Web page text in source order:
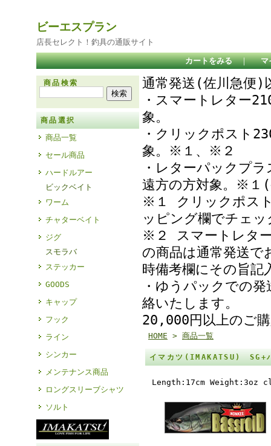
ビーエスプラン
店長セレクト！釣具の通販サイト
カートをみる ｜ マ
商品検索
商品選択
商品一覧
セール商品
ハードルアー
ビックベイト
ワーム
チャターベイト
ジグ
スモラバ
ステッカー
GOODS
キャップ
フック
ライン
シンカー
メンテナンス商品
ロングスリーブシャツ
ソルト
通常発送(佐川急便)
・スマートレター
象
・クリックポスト
象。※１、※２
・レターパックプ
遠方の方対象。※１
※１ クリックポス
ッピング欄でチェ
※２ スマートレタ
の商品は通常発送で
時備考欄にその旨記
・ゆうパックでの
絡いたします。
20,000円以上のご
HOME > 商品一覧
イマカツ(IMAKATSU) SG+
Length:17cm Weight:3oz